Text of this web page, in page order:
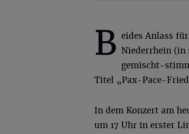
B eides Anlass
Niederrhein (in
gemischt-
Titel „Pax-Pace-
In dem Konzert am
um 17 Uhr in erster